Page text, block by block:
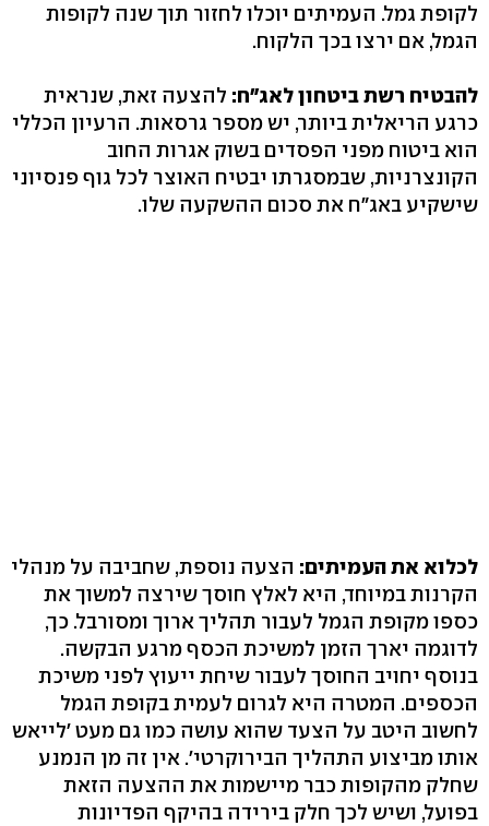
לקופת גמל. העמיתים יוכלו לחזור תוך שנה לקופות
הגמל, אם ירצו בכך הלקוח.
להבטיח רשת ביטחון לאג"ח: להצעה זאת, שנראית
כרגע הריאלית ביותר, יש מספר גרסאות. הרעיון הכללי
הוא ביטוח מפני הפסדים בשוק אגרות החוב
הקונצרניות, שבמסגרתו יבטיח האוצר לכל גוף פנסיוני
שישקיע באג"ח את סכום ההשקעה שלו.
לכלוא את העמיתים: הצעה נוספת, שחביבה על מנהלי
הקרנות במיוחד, היא לאלץ חוסך שירצה למשוך את
כספו מקופת הגמל לעבור תהליך ארוך ומסורבל. כך,
לדוגמה יארך הזמן למשיכת הכסף מרגע הבקשה.
בנוסף יחויב החוסך לעבור שיחת ייעוץ לפני משיכת
הכספים. המטרה היא לגרום לעמית בקופת הגמל
לחשוב היטב על הצעד שהוא עושה כמו גם מעט 'לייאש
אותו מביצוע התהליך הבירוקרטי'. אין זה מן הנמנע
שחלק מהקופות כבר מיישמות את ההצעה הזאת
בפועל, ושיש לכך חלק בירידה בהיקף הפדיונות